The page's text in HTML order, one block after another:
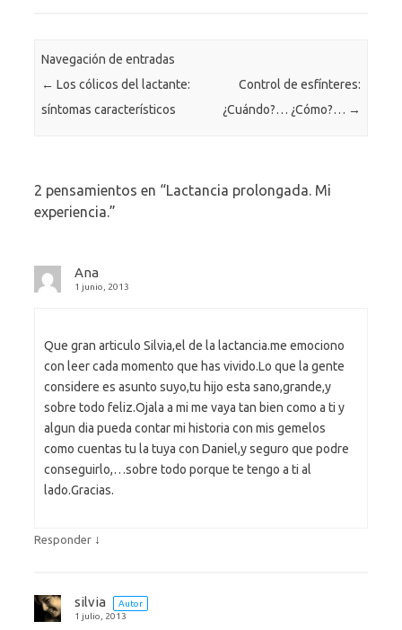
Navegación de entradas
← Los cólicos del lactante:
síntomas característicos
Control de esfínteres:
¿Cuándo?… ¿Cómo?… →
2 pensamientos en “Lactancia prolongada. Mi
experiencia.”
Ana
1 junio, 2013
Que gran articulo Silvia,el de la lactancia.me emociono
con leer cada momento que has vivido.Lo que la gente
considere es asunto suyo,tu hijo esta sano,grande,y
sobre todo feliz.Ojala a mi me vaya tan bien como a ti y
algun dia pueda contar mi historia con mis gemelos
como cuentas tu la tuya con Daniel,y seguro que podre
conseguirlo,…sobre todo porque te tengo a ti al
lado.Gracias.
Responder ↓
silvia
Autor
1 julio, 2013